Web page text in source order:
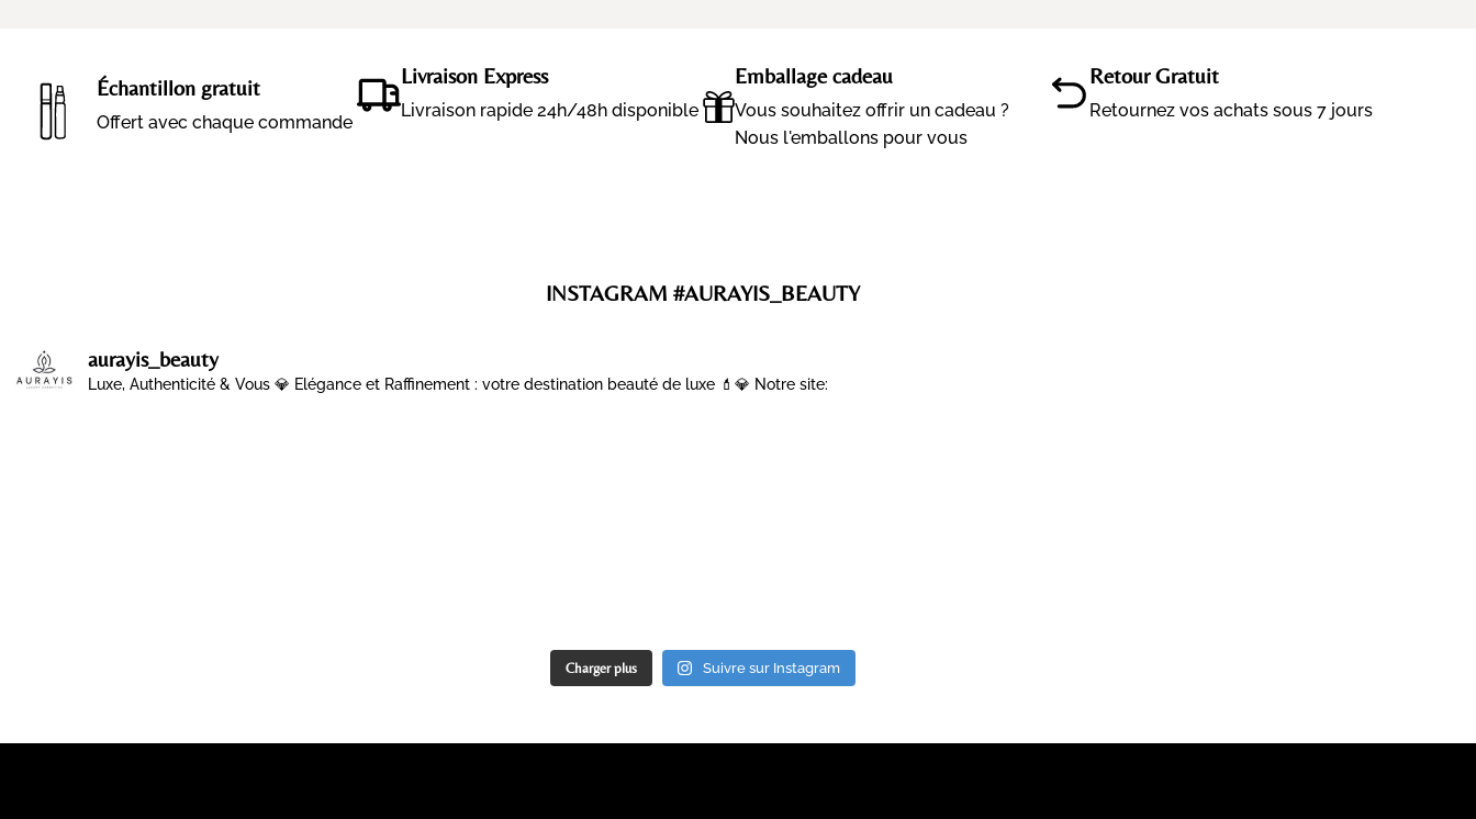
Échantillon gratuit
Offert avec chaque commande
Livraison Express
Livraison rapide 24h/48h disponible
Emballage cadeau
Vous souhaitez offrir un cadeau ?
Nous l'emballons pour vous
Retour Gratuit
Retournez vos achats sous 7 jours
INSTAGRAM #AURAYIS_BEAUTY
aurayis_beauty
Luxe, Authenticité & Vous 💎 Elégance et Raffinement : votre destination beauté de luxe 💄💎 Notre site:
Charger plus Suivre sur Instagram